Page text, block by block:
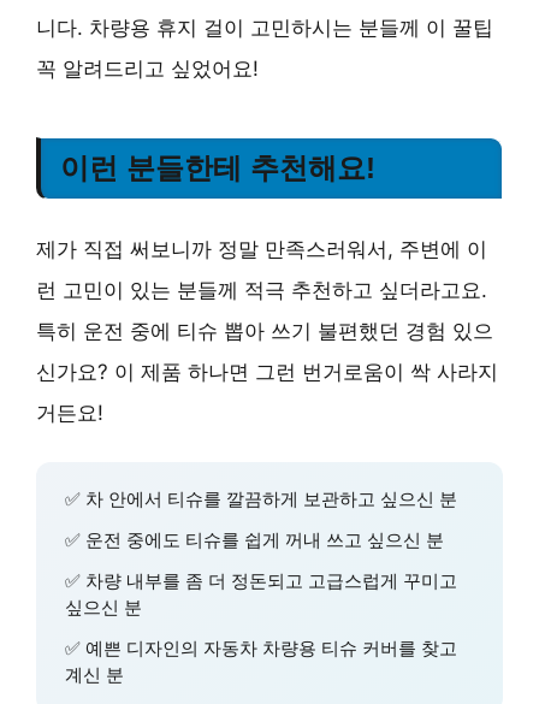
니다. 차량용 휴지 걸이 고민하시는 분들께 이 꿀팁
꼭 알려드리고 싶었어요!
이런 분들한테 추천해요!
제가 직접 써보니까 정말 만족스러워서, 주변에 이
런 고민이 있는 분들께 적극 추천하고 싶더라고요.
특히 운전 중에 티슈 뽑아 쓰기 불편했던 경험 있으
신가요? 이 제품 하나면 그런 번거로움이 싹 사라지
거든요!
✅ 차 안에서 티슈를 깔끔하게 보관하고 싶으신 분
✅ 운전 중에도 티슈를 쉽게 꺼내 쓰고 싶으신 분
✅ 차량 내부를 좀 더 정돈되고 고급스럽게 꾸미고
싶으신 분
✅ 예쁜 디자인의 자동차 차량용 티슈 커버를 찾고
계신 분